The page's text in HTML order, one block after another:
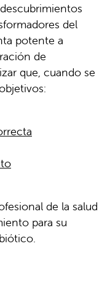
del
potente a
de
que, cuando se
de la salud
para su